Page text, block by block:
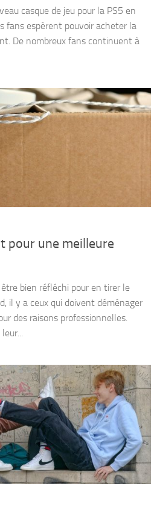
casque de jeu pour la PS5 en
fans espèrent pouvoir acheter la
De nombreux fans continuent à
pour une meilleure
bien réfléchi pour en tirer le
il y a ceux qui doivent déménager
des raisons professionnelles.